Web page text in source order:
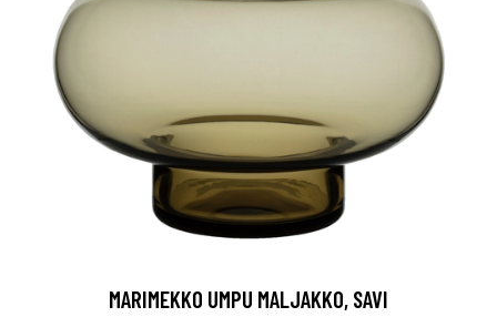
MARIMEKKO UMPU MALJAKKO, SAVI